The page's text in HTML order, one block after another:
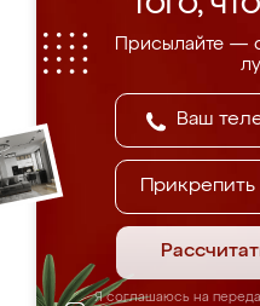
ТОГО,
Присылайте —
Я соглашаюсь на